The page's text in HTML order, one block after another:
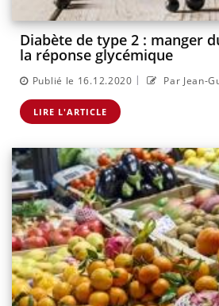
Diabète de type 2 : manger
la réponse glycémique
Publié le 16.12.2020 | Par Jean-
LIRE L'ARTICLE